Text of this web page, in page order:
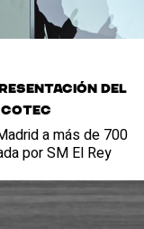
del
Cotec
a más de 700
por SM El Rey